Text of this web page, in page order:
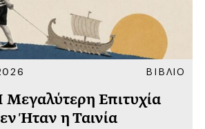
ΒΙΒΛΙΟ
Επιτυχία
Ήταν η Ταινία